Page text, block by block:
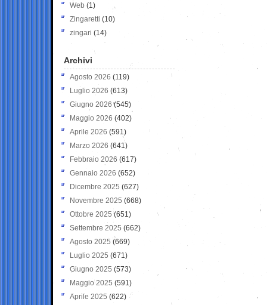
Web (1)
Zingaretti (10)
zingari (14)
Archivi
Agosto 2026 (119)
Luglio 2026 (613)
Giugno 2026 (545)
Maggio 2026 (402)
Aprile 2026 (591)
Marzo 2026 (641)
Febbraio 2026 (617)
Gennaio 2026 (652)
Dicembre 2025 (627)
Novembre 2025 (668)
Ottobre 2025 (651)
Settembre 2025 (662)
Agosto 2025 (669)
Luglio 2025 (671)
Giugno 2025 (573)
Maggio 2025 (591)
Aprile 2025 (622)